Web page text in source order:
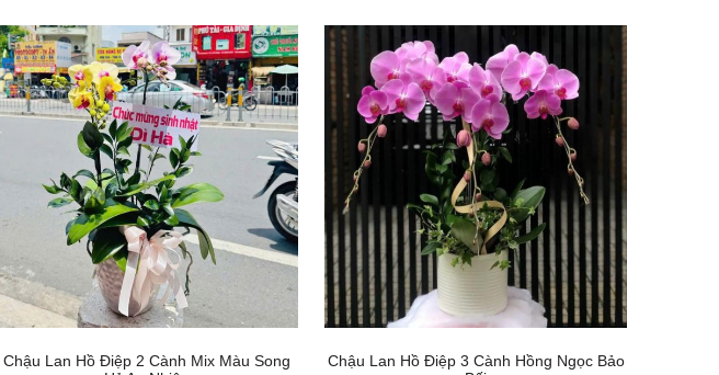
Chậu Lan Hồ Điệp 2 Cành Mix Màu Song
Chậu Lan Hồ Điệp 3 Cành Hồng Ngọc Bảo